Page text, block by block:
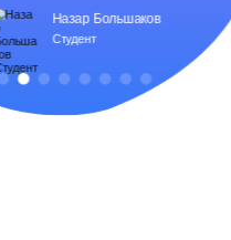
Назар Большаков
Студент